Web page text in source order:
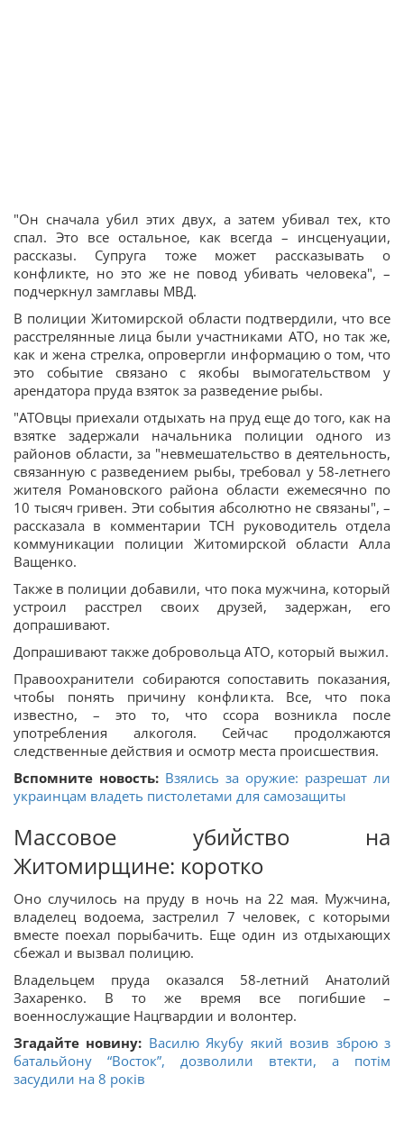
"Он сначала убил этих двух, а затем убивал тех, кто
спал. Это все остальное, как всегда – инсценуации,
рассказы. Супруга тоже может рассказывать о
конфликте, но это же не повод убивать человека", –
подчеркнул замглавы МВД.
В полиции Житомирской области подтвердили, что все
расстрелянные лица были участниками АТО, но так же,
как и жена стрелка, опровергли информацию о том, что
это событие связано с якобы вымогательством у
арендатора пруда взяток за разведение рыбы.
"АТОвцы приехали отдыхать на пруд еще до того, как на
взятке задержали начальника полиции одного из
районов области, за "невмешательство в деятельность,
связанную с разведением рыбы, требовал у 58-летнего
жителя Романовского района области ежемесячно по
10 тысяч гривен. Эти события абсолютно не связаны", –
рассказала в комментарии ТСН руководитель отдела
коммуникации полиции Житомирской области Алла
Ващенко.
Также в полиции добавили, что пока мужчина, который
устроил расстрел своих друзей, задержан, его
допрашивают.
Допрашивают также добровольца АТО, который выжил.
Правоохранители собираются сопоставить показания,
чтобы понять причину конфликта. Все, что пока
известно, – это то, что ссора возникла после
употребления алкоголя. Сейчас продолжаются
следственные действия и осмотр места происшествия.
Вспомните новость: Взялись за оружие: разрешат ли
украинцам владеть пистолетами для самозащиты
Массовое убийство на
Житомирщине: коротко
Оно случилось на пруду в ночь на 22 мая. Мужчина,
владелец водоема, застрелил 7 человек, с которыми
вместе поехал порыбачить. Еще один из отдыхающих
сбежал и вызвал полицию.
Владельцем пруда оказался 58-летний Анатолий
Захаренко. В то же время все погибшие –
военнослужащие Нацгвардии и волонтер.
Згадайте новину: Василю Якубу який возив зброю з
батальйону “Восток”, дозволили втекти, а потім
засудили на 8 років